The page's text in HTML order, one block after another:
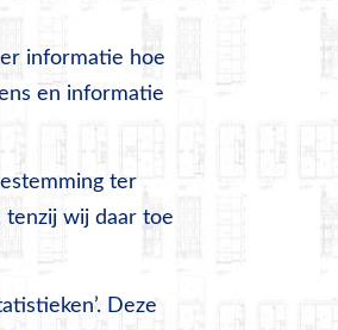
informatie hoe
en informatie
ter
tenzij wij daar toe
Deze